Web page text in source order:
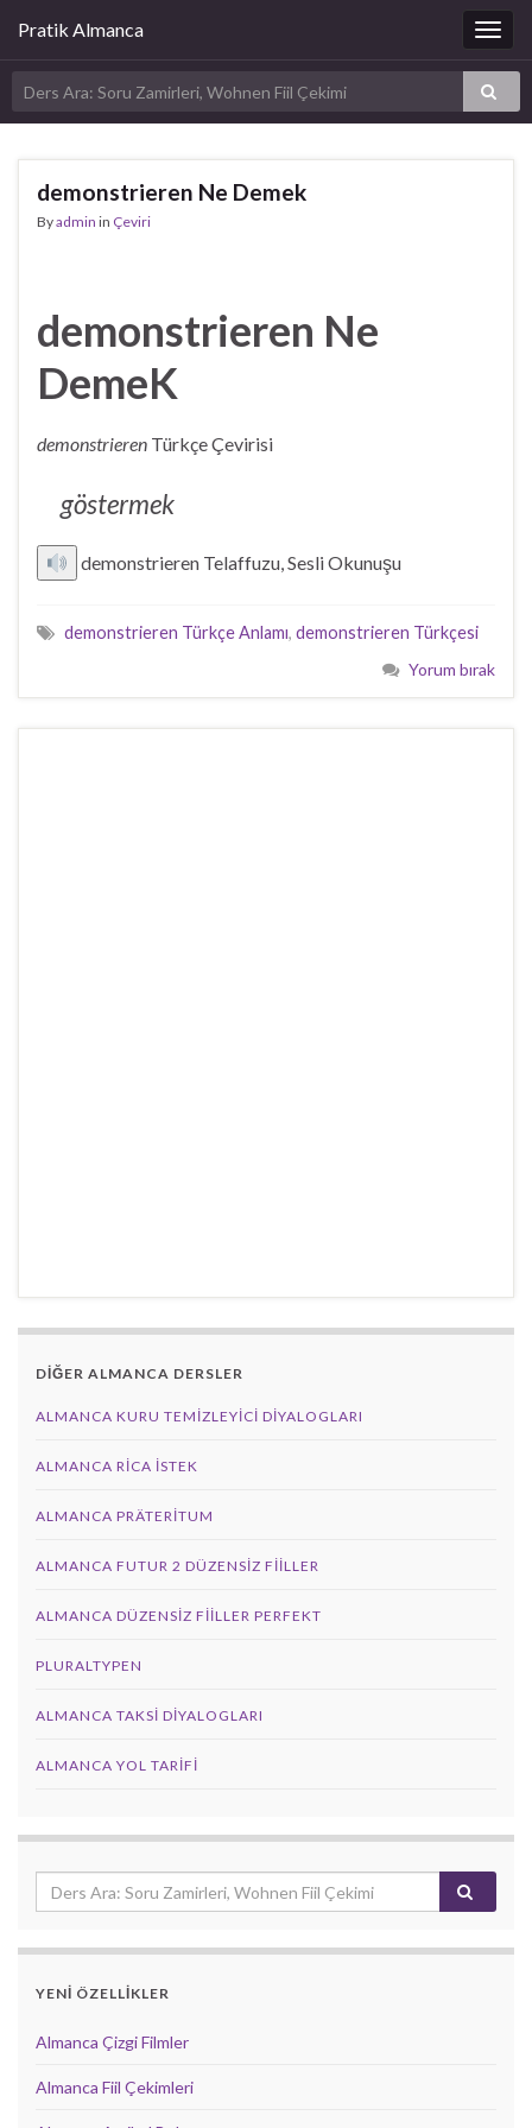
Pratik Almanca
demonstrieren Ne Demek
Byadmin in Çeviri
demonstrieren Ne
DemeK
demonstrieren Türkçe Çevirisi
göstermek
demonstrieren Telaffuzu, Sesli Okunuşu
demonstrieren Türkçe Anlamı, demonstrieren Türkçesi
Yorum bırak
DİĞER ALMANCA DERSLER
ALMANCA KURU TEMIZLEYICI DIYALOGLARI
ALMANCA RICA İSTEK
ALMANCA PRÄTERITUM
ALMANCA FUTUR 2 DÜZENSIZ FIILLER
ALMANCA DÜZENSIZ FIILLER PERFEKT
PLURALTYPEN
ALMANCA TAKSI DIYALOGLARI
ALMANCA YOL TARIFI
YENİ ÖZELLİKLER
Almanca Çizgi Filmler
Almanca Fiil Çekimleri